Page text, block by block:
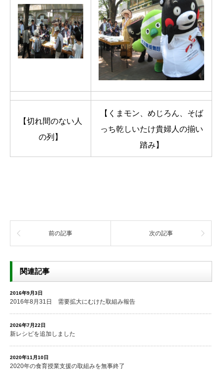
【切れ間のない人
の列】
【くまモン、めじろん、そば
っち乾しいたけ貴婦人の揃い
踏み】
前の記事 次の記事
関連記事
2016年9月3日
2016年8月31日 需要拡大にむけた取組み報告
2026年7月22日
新レシピを追加しました
2020年11月10日
2020年の食育授業支援の取組みを無事終了